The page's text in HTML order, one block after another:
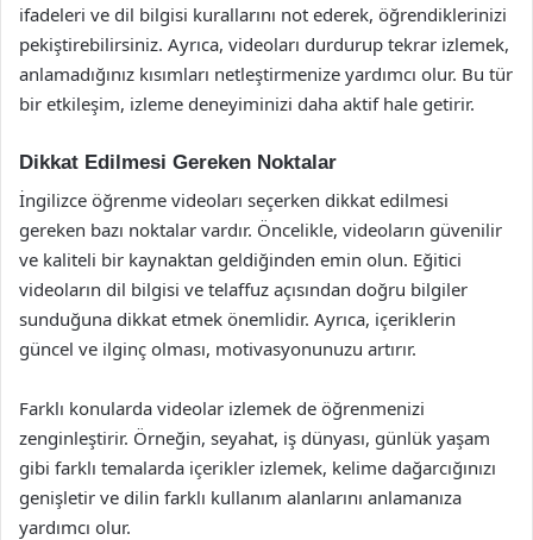
ifadeleri ve dil bilgisi kurallarını not ederek, öğrendiklerinizi
pekiştirebilirsiniz. Ayrıca, videoları durdurup tekrar izlemek,
anlamadığınız kısımları netleştirmenize yardımcı olur. Bu tür
bir etkileşim, izleme deneyiminizi daha aktif hale getirir.
Dikkat Edilmesi Gereken Noktalar
İngilizce öğrenme videoları seçerken dikkat edilmesi
gereken bazı noktalar vardır. Öncelikle, videoların güvenilir
ve kaliteli bir kaynaktan geldiğinden emin olun. Eğitici
videoların dil bilgisi ve telaffuz açısından doğru bilgiler
sunduğuna dikkat etmek önemlidir. Ayrıca, içeriklerin
güncel ve ilginç olması, motivasyonunuzu artırır.
Farklı konularda videolar izlemek de öğrenmenizi
zenginleştirir. Örneğin, seyahat, iş dünyası, günlük yaşam
gibi farklı temalarda içerikler izlemek, kelime dağarcığınızı
genişletir ve dilin farklı kullanım alanlarını anlamanıza
yardımcı olur.